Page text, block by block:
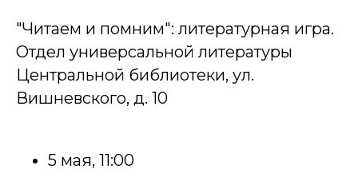
"Читаем и помним": литературная игра.
Отдел универсальной литературы
Центральной библиотеки, ул.
Вишневского, д. 10
5 мая, 11:00